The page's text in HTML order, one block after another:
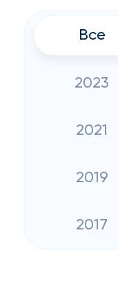
Все
2023
2021
2019
2017